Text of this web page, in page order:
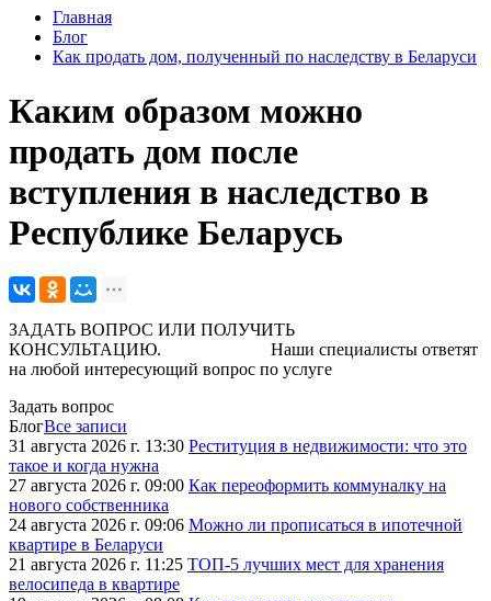
Главная
Блог
Как продать дом, полученный по наследству в Беларуси
Каким образом можно
продать дом после
вступления в наследство в
Республике Беларусь
ЗАДАТЬ ВОПРОС ИЛИ ПОЛУЧИТЬ
КОНСУЛЬТАЦИЮ. Наши специалисты ответят
на любой интересующий вопрос по услуге
Задать вопрос
БлогВсе записи
31 августа 2026 г. 13:30 Реституция в недвижимости: что это
такое и когда нужна
27 августа 2026 г. 09:00 Как переоформить коммуналку на
нового собственника
24 августа 2026 г. 09:06 Можно ли прописаться в ипотечной
квартире в Беларуси
21 августа 2026 г. 11:25 ТОП-5 лучших мест для хранения
велосипеда в квартире